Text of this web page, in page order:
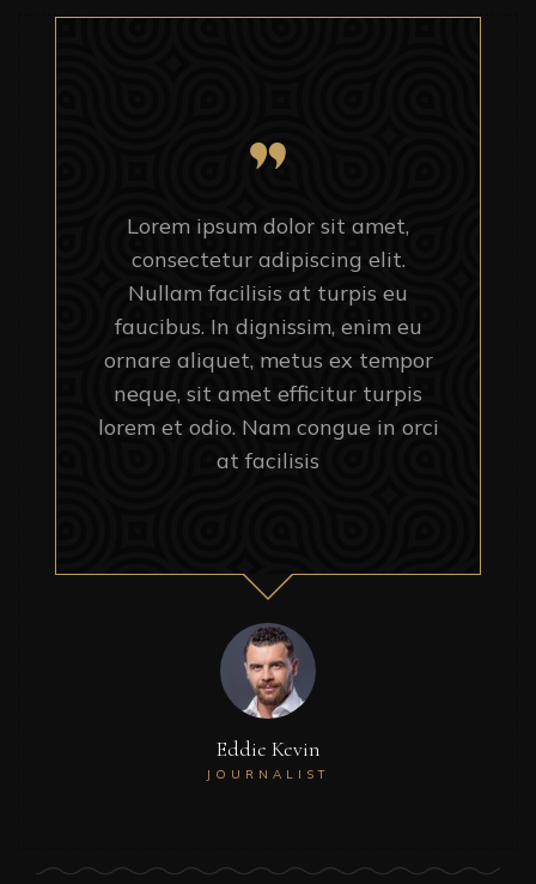
Lorem ipsum dolor sit amet,
consectetur adipiscing elit.
Nullam facilisis at turpis eu
faucibus. In dignissim, enim eu
ornare aliquet, metus ex tempor
neque, sit amet efficitur turpis
lorem et odio. Nam congue in orci
at facilisis
Eddie Kevin
JOURNALIST